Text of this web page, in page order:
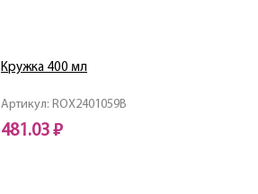
Артикул: ROX2401059B
Кружка 400 мл
481.03 ₽